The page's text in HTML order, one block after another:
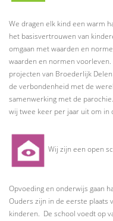
We dragen elk kind een warm
het basisvertrouwen van
omgaan met waarden en
waarden en normen
projecten van Broederlijk
de verbondenheid met de
samenwerking met de
wij twee keer per jaar uit om in
Wij zijn een open
Opvoeding en onderwijs gaan
Ouders zijn in de eerste plaats
kinderen. De school voedt op